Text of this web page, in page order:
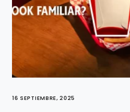
16 SEPTIEMBRE, 2025